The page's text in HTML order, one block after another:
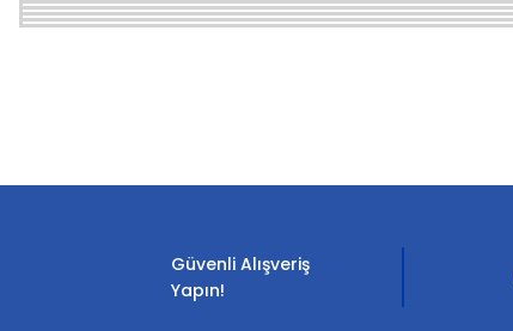
Ürün bilgilerinde hatalar bulunuyor.
Ürün fiyatı diğer sitelerden daha pahalı.
Güvenli Alışveriş
Yapın!